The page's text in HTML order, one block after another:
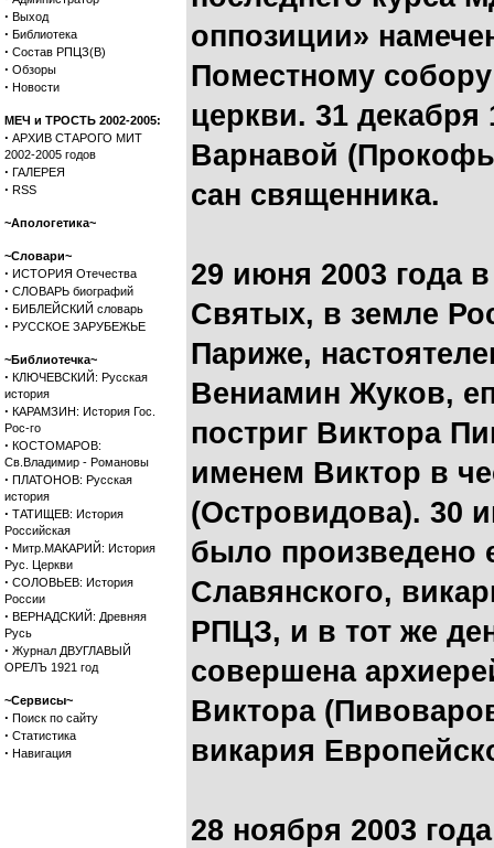
· Выход
· Библиотека
· Состав РПЦЗ(В)
· Обзоры
· Новости
МЕЧ и ТРОСТЬ 2002-2005:
· АРХИВ СТАРОГО МИТ
2002-2005 годов
· ГАЛЕРЕЯ
· RSS
~Апологетика~
~Словари~
· ИСТОРИЯ Отечества
· СЛОВАРЬ биографий
· БИБЛЕЙСКИЙ словарь
· РУССКОЕ ЗАРУБЕЖЬЕ
~Библиотечка~
· КЛЮЧЕВСКИЙ: Русская
история
· КАРАМЗИН: История Гос.
Рос-го
· КОСТОМАРОВ:
Св.Владимир - Романовы
· ПЛАТОНОВ: Русская
история
· ТАТИЩЕВ: История
Российская
· Митр.МАКАРИЙ: История
Рус. Церкви
· СОЛОВЬЕВ: История
России
· ВЕРНАДСКИЙ: Древняя
Русь
· Журнал ДВУГЛАВЫЙ
ОРЕЛЪ 1921 год
~Сервисы~
· Поиск по сайту
· Статистика
· Навигация
оппозиции»
Поместному
церкви. 31
Варнавой
сан священника.
29 июня 2003 года
Святых, в земле
Париже,
Вениамин Жуков,
постриг Виктора
именем Виктор в
(Островидова). 30
было произведено
Славянского,
РПЦЗ, и в тот же
совершена
Виктора
викария
28 ноября 2003